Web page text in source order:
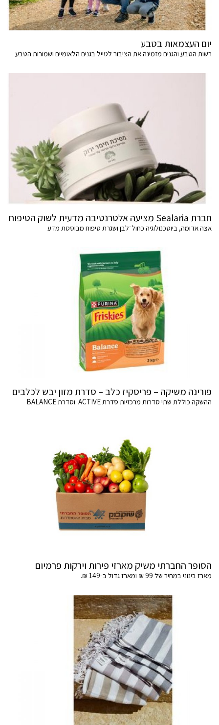
יום העצמאות בטבע
רשות הטבע והגנים מזמינה את הציבור לטייל בגנים הלאומיים ושמורות הטבע
חברת Sealaria מציעה אלטרנטיבה מדעית לשוק הטיפוח
אצה אדומה, ביוטכנולוגיה כחול־לבן ושגרת טיפוח מבוססת מדע
פורינה משיקה – פריסקיז כלב – סדרת מזון יבש לכלבים
ההשקה כוללת שתי סדרות מרכזיות סדרת ACTIVE וסדרת BALANCE
הסופר החברתי משיק מארזי פירות וירקות פרמיום
מארז בינוני במחיר של 99 ₪ ומארז גדול ב-149 ₪.